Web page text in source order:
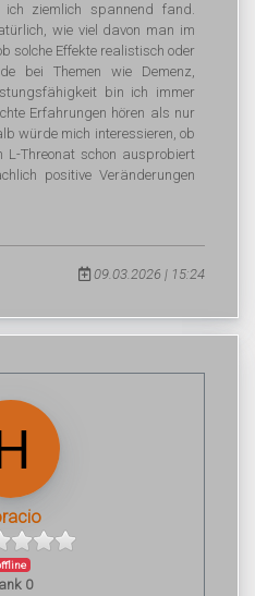
ziemlich spannend fand.
wie viel davon man im
solche Effekte realistisch oder
bei Themen wie Demenz,
bin ich immer
Erfahrungen hören als nur
würde mich interessieren, ob
L-Threonat schon ausprobiert
positive Veränderungen
09.03.2026 | 15:24
0